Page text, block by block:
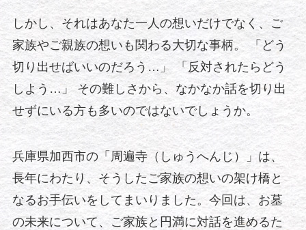
しかし、それはあなた一人の想いだけでなく、ご
家族やご親族の想いも関わる大切な事柄。 「どう
切り出せばいいのだろう…」 「反対されたらどう
しよう…」 その難しさから、なかなか話を切り出
せずにいる方も多いのではないでしょうか。
兵庫県加西市の「周遍寺（しゅうへんじ）」は、
長年にわたり、そうしたご家族の想いの架け橋と
なるお手伝いをしてまいりました。今回は、お墓
の未来について、ご家族と円満に対話を進めるた